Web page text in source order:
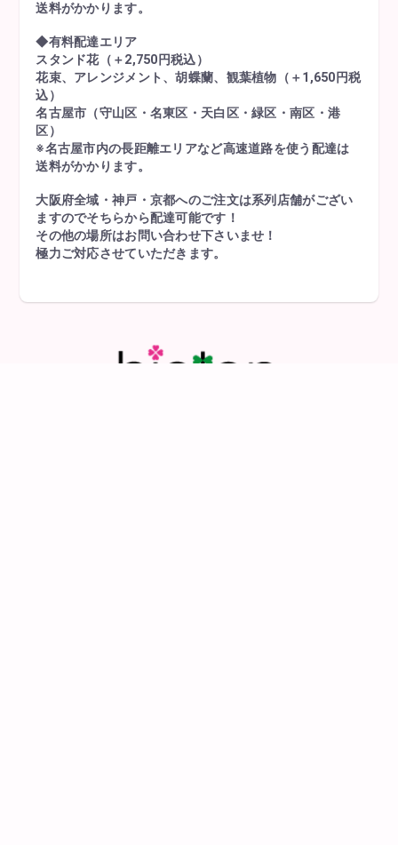
送料がかかります。
◆有料配達エリア
スタンド花（＋2,750円税込）
花束、アレンジメント、胡蝶蘭、観葉植物（＋1,650円税
込）
名古屋市（守山区・名東区・天白区・緑区・南区・港
区）
※名古屋市内の長距離エリアなど高速道路を使う配達は
送料がかかります。
大阪府全域・神戸・京都へのご注文は系列店舗がござい
ますのでそちらから配達可能です！
その他の場所はお問い合わせ下さいませ！
極力ご対応させていただきます。